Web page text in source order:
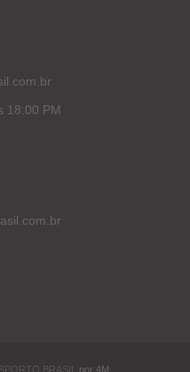
18:00 PM
BRASIL por 4M